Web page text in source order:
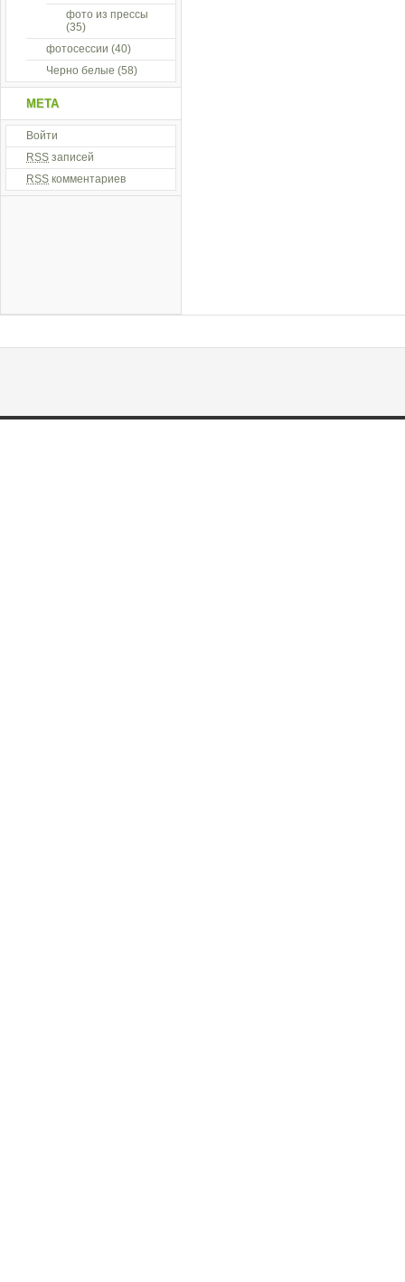
фото из прессы
(35)
фотосессии (40)
Черно белые (58)
МЕТА
Войти
RSS записей
RSS комментариев